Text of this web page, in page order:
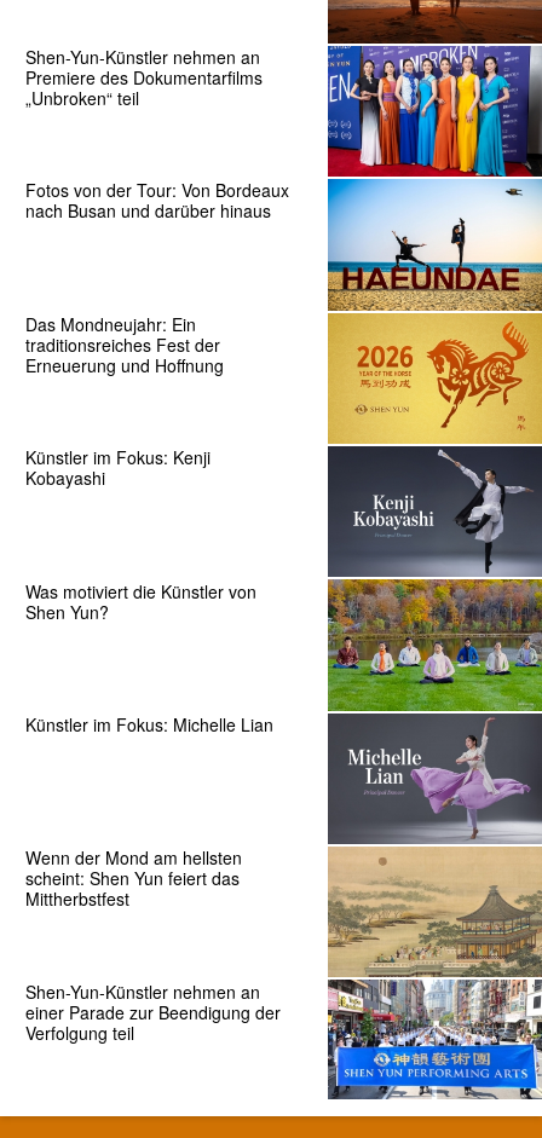
Shen-Yun-Künstler nehmen an
Premiere des Dokumentarfilms
„Unbroken“ teil
Fotos von der Tour: Von Bordeaux
nach Busan und darüber hinaus
Das Mondneujahr: Ein
traditionsreiches Fest der
Erneuerung und Hoffnung
Künstler im Fokus: Kenji
Kobayashi
Was motiviert die Künstler von
Shen Yun?
Künstler im Fokus: Michelle Lian
Wenn der Mond am hellsten
scheint: Shen Yun feiert das
Mittherbstfest
Shen-Yun-Künstler nehmen an
einer Parade zur Beendigung der
Verfolgung teil